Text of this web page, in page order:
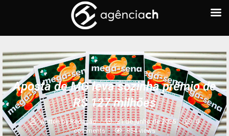
Aposta de MG leva sozinha prêmio de
R$ 127 milhões
written byRedação 21 de junho de 2025
0
comments
854views